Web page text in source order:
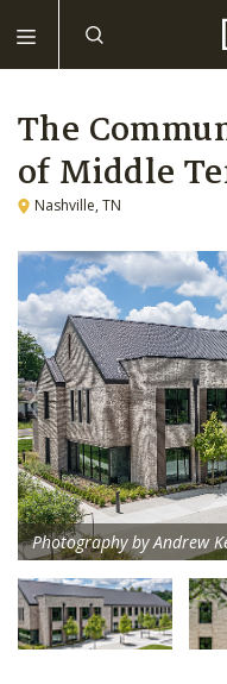
The
of Middle
Nashville, TN
Photography by Andrew